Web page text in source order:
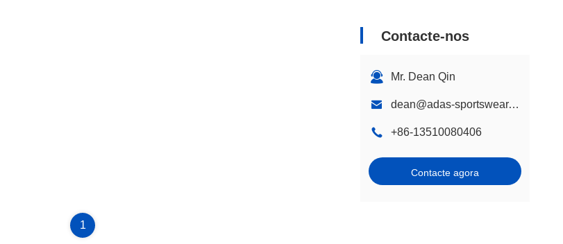
Contacte-nos
Mr. Dean Qin
dean@adas-sportswear.com
+86-13510080406
Contacte agora
1